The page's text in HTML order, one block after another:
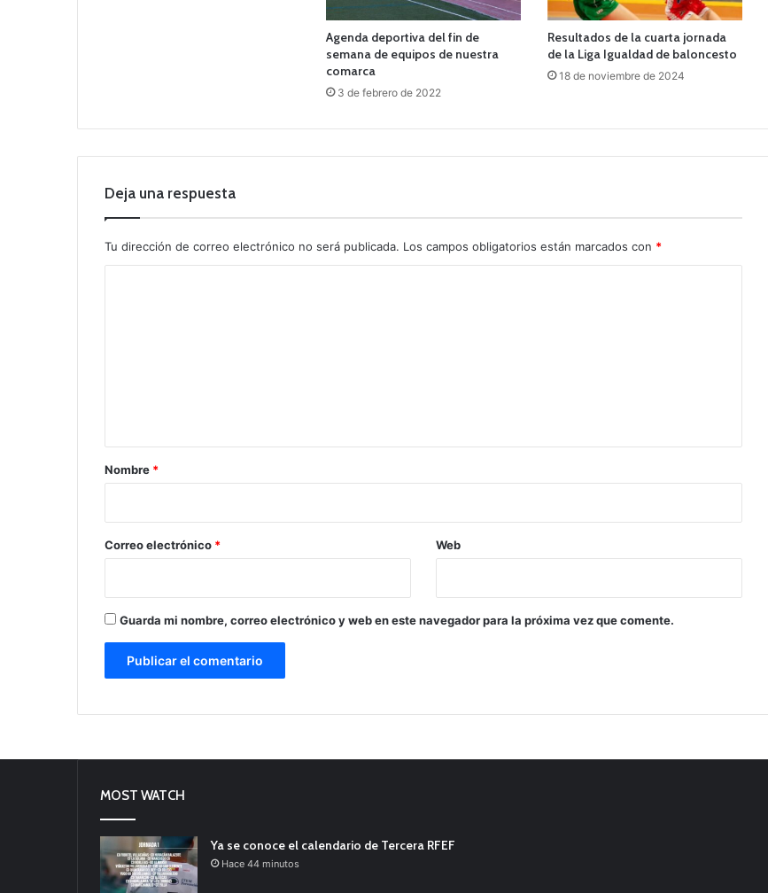
Agenda deportiva del fin de
semana de equipos de nuestra
comarca
3 de febrero de 2022
Resultados de la cuarta jornada
de la Liga Igualdad de baloncesto
18 de noviembre de 2024
Deja una respuesta
Tu dirección de correo electrónico no será publicada. Los campos obligatorios están marcados con *
r
*
Nombre *
Correo electrónico * Web
Guarda mi nombre, correo electrónico y web en este navegador para la próxima vez que comente.
MOST WATCH
Ya se conoce el calendario de Tercera RFEF
Hace 44 minutos